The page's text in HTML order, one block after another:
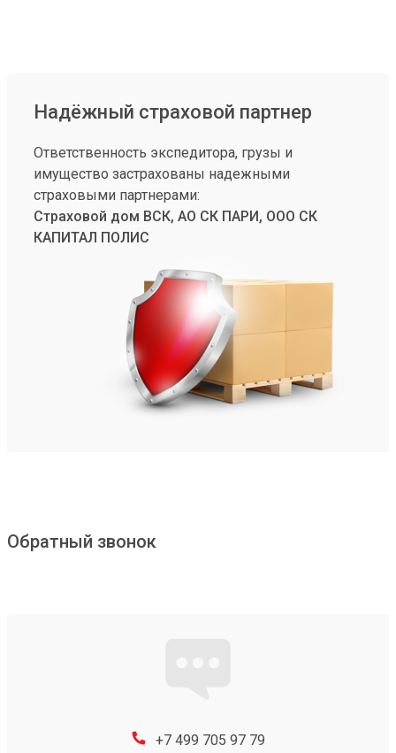
Надёжный страховой партнер
Ответственность экспедитора, грузы и
имущество застрахованы надежными
страховыми партнерами:
Страховой дом ВСК, АО СК ПАРИ, ООО СК
КАПИТАЛ ПОЛИС
Обратный звонок
+7 499 705 97 79